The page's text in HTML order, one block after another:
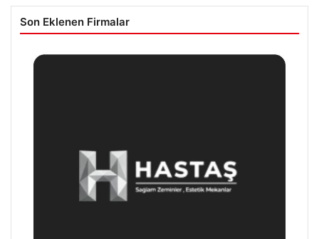
Son Eklenen Firmalar